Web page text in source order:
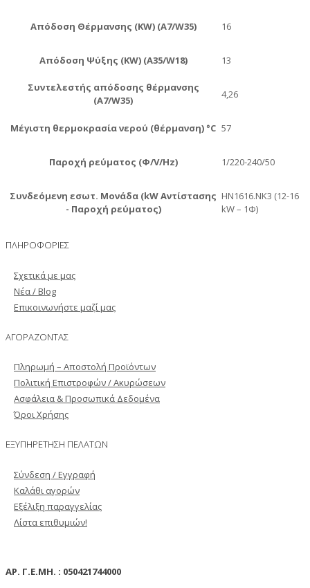
Απόδοση Θέρμανσης (KW) (A7/W35) 16
Απόδοση Ψύξης (KW) (A35/W18) 13
Συντελεστής απόδοσης θέρμανσης
(A7/W35)
4,26
Μέγιστη θερμοκρασία νερού (θέρμανση) °C 57
Παροχή ρεύματος (Φ/V/Hz) 1/220-240/50
Συνδεόμενη εσωτ. Μονάδα (kW Αντίστασης
- Παροχή ρεύματος)
HN1616.NK3 (12-16
kW – 1Φ)
ΠΛΗΡΟΦΟΡΙΕΣ
Σχετικά με μας
Νέα / Blog
Επικοινωνήστε μαζί μας
ΑΓΟΡΑΖΟΝΤΑΣ
Πληρωμή – Αποστολή Προϊόντων
Πολιτική Επιστροφών / Ακυρώσεων
Ασφάλεια & Προσωπικά Δεδομένα
Όροι Χρήσης
ΕΞΥΠΗΡΕΤΗΣΗ ΠΕΛΑΤΩΝ
Σύνδεση / Εγγραφή
Καλάθι αγορών
Εξέλιξη παραγγελίας
Λίστα επιθυμιών!
ΑΡ. Γ.Ε.ΜΗ. : 050421744000